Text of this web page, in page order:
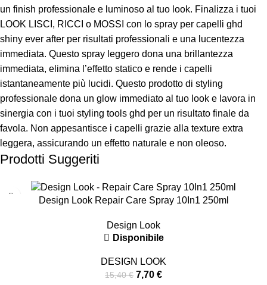
un finish professionale e luminoso al tuo look. Finalizza i tuoi
LOOK LISCI, RICCI o MOSSI con lo spray per capelli ghd
shiny ever after per risultati professionali e una lucentezza
immediata. Questo spray leggero dona una brillantezza
immediata, elimina l’effetto statico e rende i capelli
istantaneamente più lucidi. Questo prodotto di styling
professionale dona un glow immediato al tuo look e lavora in
sinergia con i tuoi styling tools ghd per un risultato finale da
favola. Non appesantisce i capelli grazie alla texture extra
leggera, assicurando un effetto naturale e non oleoso.
Prodotti Suggeriti
Design Look Repair Care Spray 10In1 250ml
Design Look
Disponibile
DESIGN LOOK
15,40€ 7,70 €